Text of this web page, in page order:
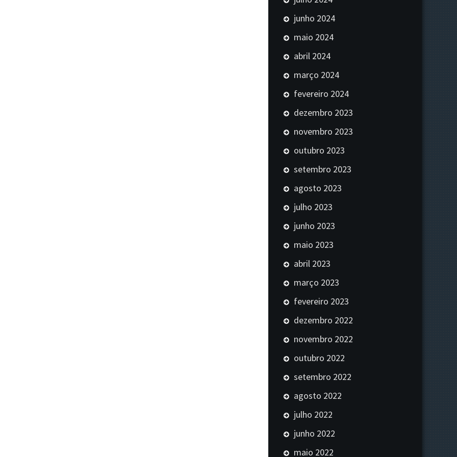
junho 2024
maio 2024
abril 2024
março 2024
fevereiro 2024
dezembro 2023
novembro 2023
outubro 2023
setembro 2023
agosto 2023
julho 2023
junho 2023
maio 2023
abril 2023
março 2023
fevereiro 2023
dezembro 2022
novembro 2022
outubro 2022
setembro 2022
agosto 2022
julho 2022
junho 2022
maio 2022